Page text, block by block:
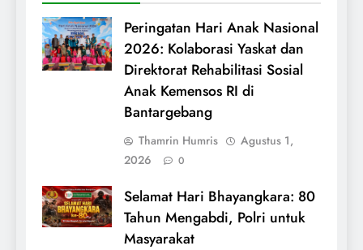
Peringatan Hari Anak Nasional
2026: Kolaborasi Yaskat dan
Direktorat Rehabilitasi Sosial
Anak Kemensos RI di
Bantargebang
Thamrin Humris
Agustus 1,
2026
0
Selamat Hari Bhayangkara: 80
Tahun Mengabdi, Polri untuk
Masyarakat